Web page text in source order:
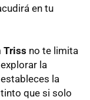
en tu
Triss no te limita
la
la
que si solo